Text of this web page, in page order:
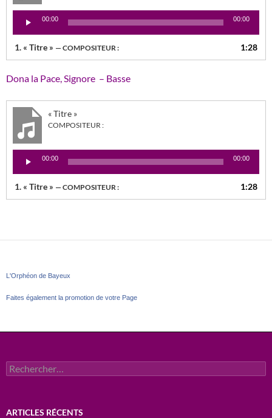
audio
00:00 00:00
1. « Titre » — COMPOSITEUR : 1:28
Dona la Pace, Signore – Basse
« Titre »
COMPOSITEUR :
audio
00:00 00:00
1. « Titre » — COMPOSITEUR : 1:28
L'Orphéon de Bayeux
Faites également la promotion de votre Page
Rechercher :
ARTICLES RÉCENTS